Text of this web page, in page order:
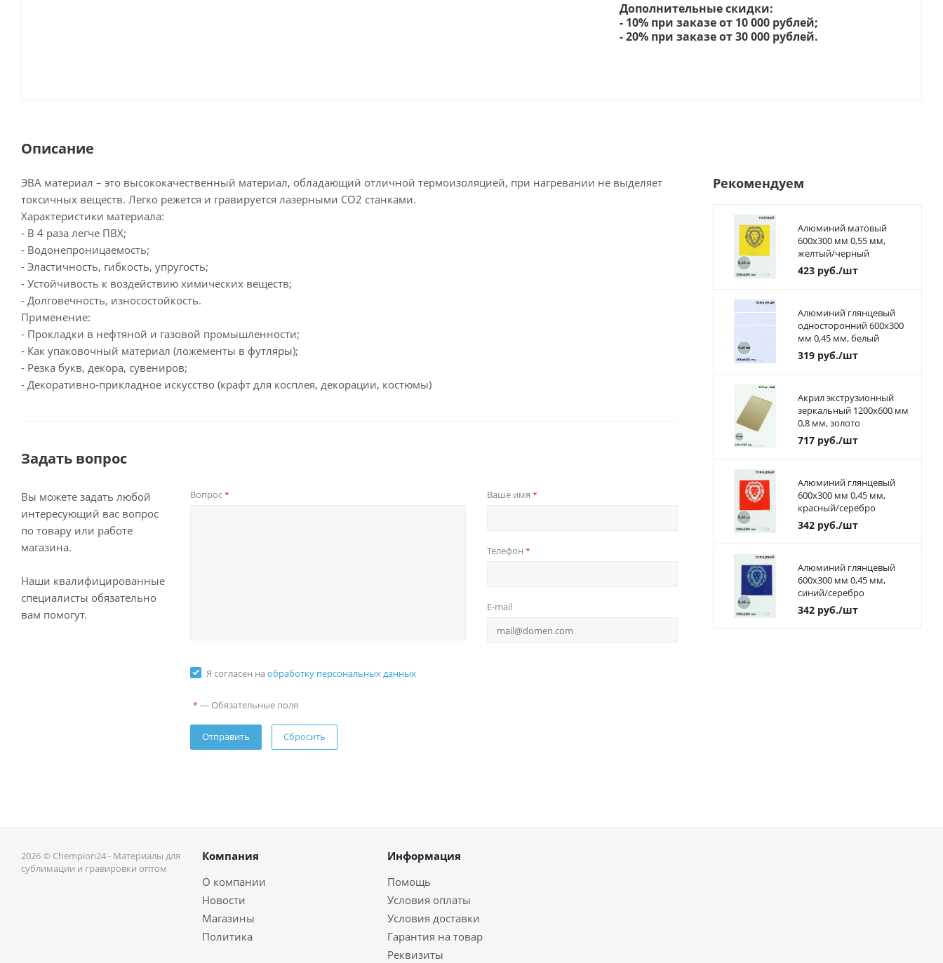
Дополнительные скидки:
- 10% при заказе от 10 000 рублей;
- 20% при заказе от 30 000 рублей.
Описание
ЭВА материал – это высококачественный материал, обладающий отличной термоизоляцией, при нагревании не выделяет
токсичных веществ. Легко режется и гравируется лазерными СО2 станками.
Характеристики материала:
- В 4 раза легче ПВХ;
- Водонепроницаемость;
- Эластичность, гибкость, упругость;
- Устойчивость к воздействию химических веществ;
- Долговечность, износостойкость.
Применение:
- Прокладки в нефтяной и газовой промышленности;
- Как упаковочный материал (ложементы в футляры);
- Резка букв, декора, сувениров;
- Декоративно-прикладное искусство (крафт для косплея, декорации, костюмы)
Задать вопрос
Вы можете задать любой
интересующий вас вопрос
по товару или работе
магазина.
Наши квалифицированные
специалисты обязательно
вам помогут.
Вопрос* Ваше имя *
Телефон *
E-mail
Я согласен наобработку персональных данных
* — Обязательные поля
Сбросить
Рекомендуем
Алюминий матовый
600х300 мм 0,55 мм,
желтый/черный
423руб./шт
Алюминий глянцевый
односторонний 600х300
мм 0,45 мм, белый
319руб./шт
Акрил экструзионный
зеркальный 1200х600 мм
0,8 мм, золото
717руб./шт
Алюминий глянцевый
600х300 мм 0,45 мм,
красный/серебро
342руб./шт
Алюминий глянцевый
600х300 мм 0,45 мм,
синий/серебро
342руб./шт
2026 © Chempion24 - Материалы для
сублимации и гравировки оптом
Компания
О компании
Новости
Магазины
Политика
Информация
Помощь
Условия оплаты
Условия доставки
Гарантия на товар
Реквизиты